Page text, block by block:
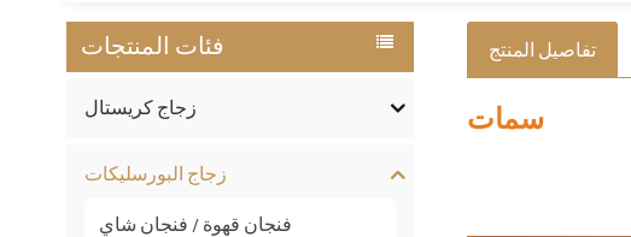
فئات المنتجات
زجاج كريستال
زجاج البورسليكات
فنجان قهوة / فنجان شاي
تفاصيل المنتج
سمات